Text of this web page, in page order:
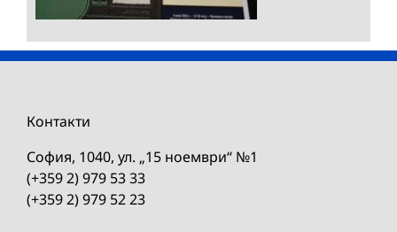
Контакти
София, 1040, ул. „15 ноември“ №1
(+359 2) 979 53 33
(+359 2) 979 52 23